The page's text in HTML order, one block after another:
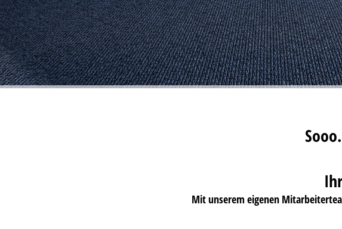
Mit unserem eigenen